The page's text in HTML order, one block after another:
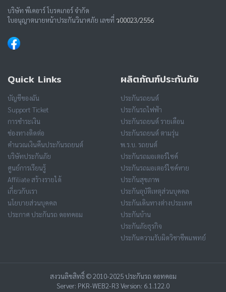
บริษัท พีเคอาร์ โบรคเกอร์ จำกัด
ใบอนุญาตนายหน้าประกันวินาศภัย เลขที่ ว00023/2556
Quick Links
บัญชีของฉัน
Support Ticket
การชำระเงิน
ช่องทางติดต่อ
คำนวณเงินคืนประกันรถยนต์
บริษัทประกันภัย
ศูนย์การเรียนรู้
Affiliate สร้างรายได้
เกี่ยวกับเรา
นโยบายส่วนบุคคล
ประกาศ ประกันรถ ดอทคอม
ผลิตภัณฑ์ประกันภัย
ประกันรถยนต์
ประกันรถไฟฟ้า
ประกันรถยนต์ รายเดือน
ประกันรถยนต์ ตามรุ่น
พ.ร.บ. รถยนต์
ประกันรถมอเตอร์ไซค์
ประกันรถมอเตอร์ไซค์หาย
ประกันสุขภาพ
ประกันอุบัติเหตุส่วนบุคคล
ประกันเดินทางต่างประเทศ
ประกันบ้าน
ประกันภัยธุรกิจ
ประกันความรับผิดวิชาชีพแพทย์
สงวนลิขสิทธิ์ © 2010-2025 ประกันรถ ดอทคอม
Server: PKR-WEB2-R3 Version: 6.1.122.0